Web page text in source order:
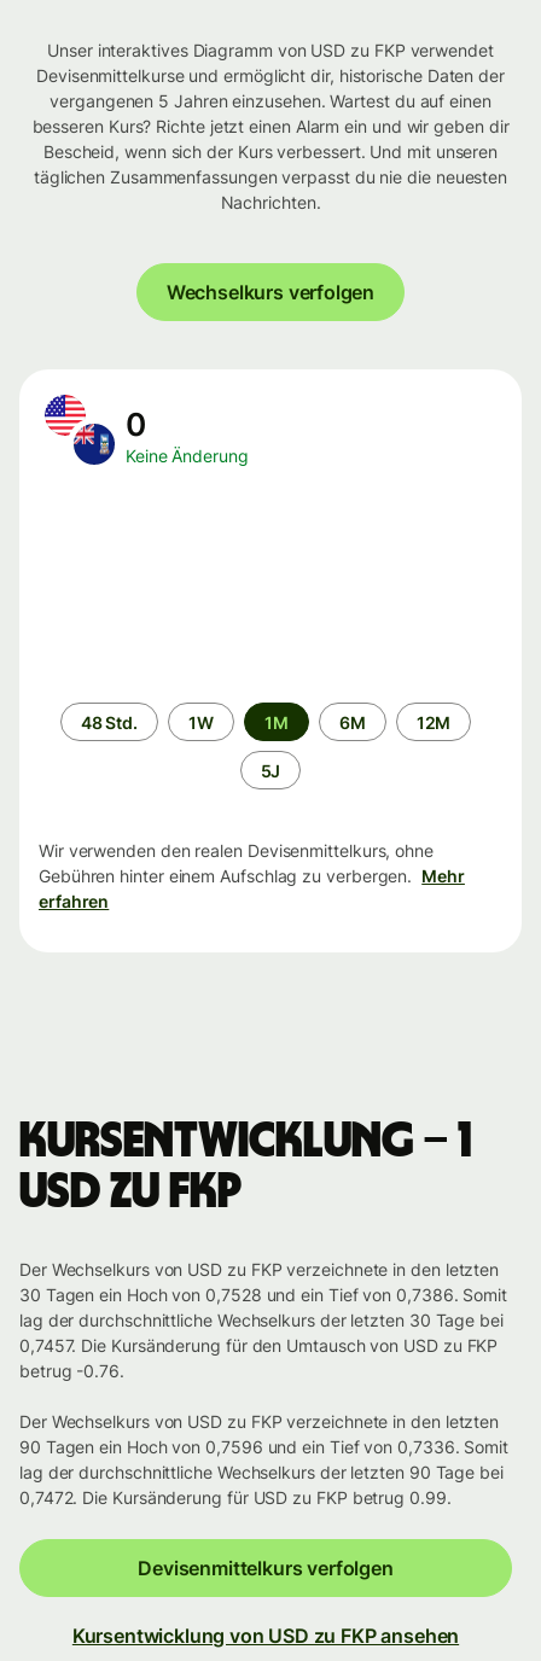
Unser interaktives Diagramm von USD zu FKP verwendet
Devisenmittelkurse und ermöglicht dir, historische Daten der
vergangenen 5 Jahren einzusehen. Wartest du auf einen
besseren Kurs? Richte jetzt einen Alarm ein und wir geben dir
Bescheid, wenn sich der Kurs verbessert. Und mit unseren
täglichen Zusammenfassungen verpasst du nie die neuesten
Nachrichten.
Wechselkurs verfolgen
0
Keine Änderung
Zeitraum
48 Std. 1W 1M 6M 12M
5J
Wir verwenden den realen Devisenmittelkurs, ohne
Gebühren hinter einem Aufschlag zu verbergen. Mehr
erfahren
Kursentwicklung – 1
USD zu FKP
Der Wechselkurs von USD zu FKP verzeichnete in den letzten
30 Tagen ein Hoch von 0,7528 und ein Tief von 0,7386. Somit
lag der durchschnittliche Wechselkurs der letzten 30 Tage bei
0,7457. Die Kursänderung für den Umtausch von USD zu FKP
betrug -0.76.
Der Wechselkurs von USD zu FKP verzeichnete in den letzten
90 Tagen ein Hoch von 0,7596 und ein Tief von 0,7336. Somit
lag der durchschnittliche Wechselkurs der letzten 90 Tage bei
0,7472. Die Kursänderung für USD zu FKP betrug 0.99.
Devisenmittelkurs verfolgen
Kursentwicklung von USD zu FKP ansehen